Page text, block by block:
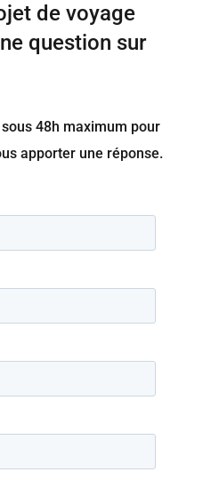
de voyage
question sur
48h maximum pour
apporter une réponse.